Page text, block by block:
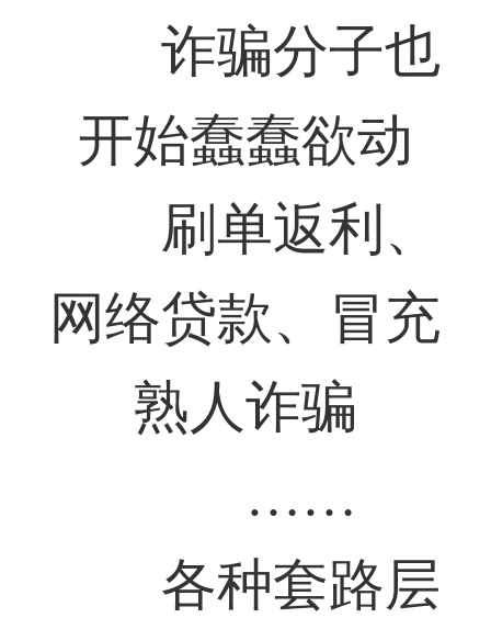
诈骗分子也
开始蠢蠢欲动
刷单返利、
网络贷款、冒充
熟人诈骗
……
各种套路层